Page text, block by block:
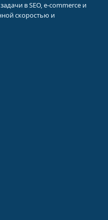
в SEO, e-commerce и
скоростью и